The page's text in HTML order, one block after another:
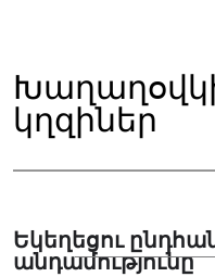
կղզիներ
Եկեղեցու
անդամությունը